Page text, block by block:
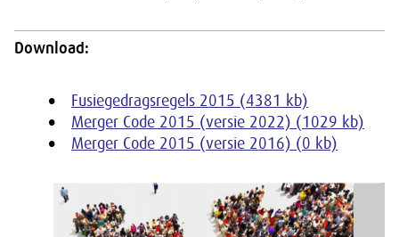
Download:
Fusiegedragsregels 2015 (4381 kb)
Merger Code 2015 (versie 2022) (1029 kb)
Merger Code 2015 (versie 2016) (0 kb)